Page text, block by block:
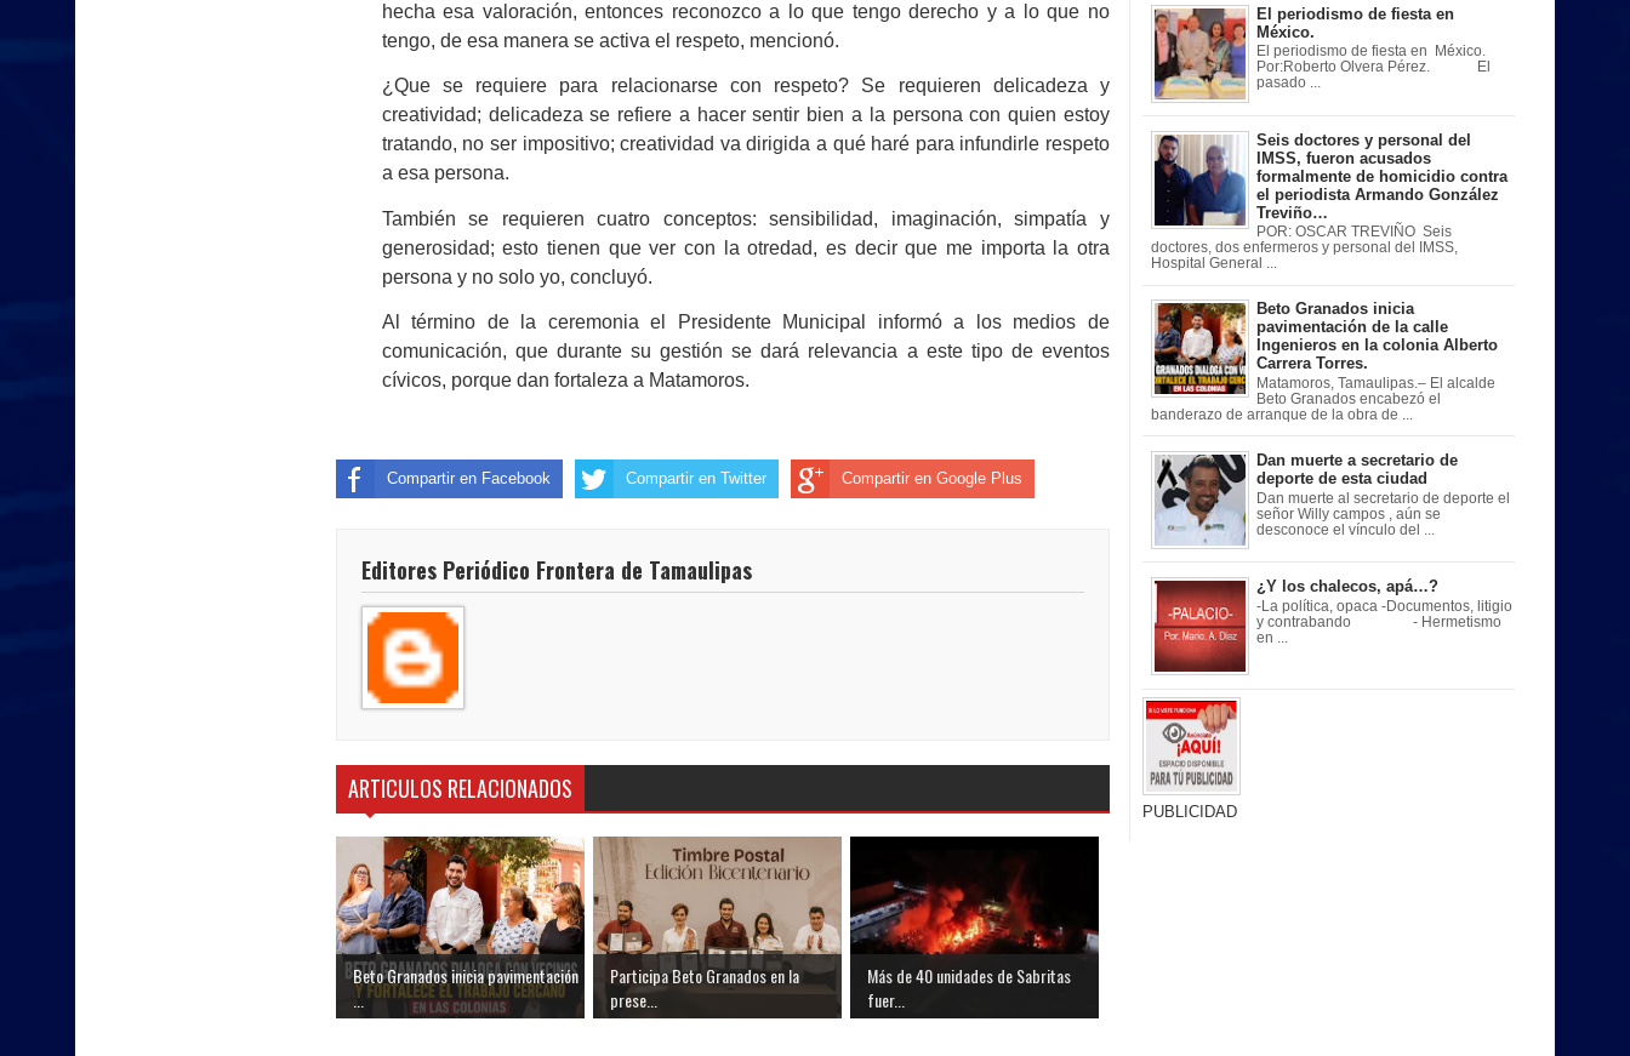
hecha esa valoración, entonces reconozco a lo que tengo derecho y a lo que no
tengo, de esa manera se activa el respeto, mencionó.
¿Que se requiere para relacionarse con respeto? Se requieren delicadeza y
creatividad; delicadeza se refiere a hacer sentir bien a la persona con quien estoy
tratando, no ser impositivo; creatividad va dirigida a qué haré para infundirle respeto
a esa persona.
También se requieren cuatro conceptos: sensibilidad, imaginación, simpatía y
generosidad; esto tienen que ver con la otredad, es decir que me importa la otra
persona y no solo yo, concluyó.
Al término de la ceremonia el Presidente Municipal informó a los medios de
comunicación, que durante su gestión se dará relevancia a este tipo de eventos
cívicos, porque dan fortaleza a Matamoros.
Compartir en Facebook Compartir en Twitter Compartir en Google Plus
Editores Periódico Frontera de Tamaulipas
ARTICULOS RELACIONADOS
Beto Granados inicia pavimentación
...
Participa Beto Granados en la
prese...
Más de 40 unidades de Sabritas
fuer...
El periodismo de fiesta en
México.
El periodismo de fiesta en México.
Por:Roberto Olvera Pérez. El
pasado ...
Seis doctores y personal del
IMSS, fueron acusados
formalmente de homicidio contra
el periodista Armando González
Treviño…
POR: OSCAR TREVIÑO Seis
doctores, dos enfermeros y personal del IMSS,
Hospital General ...
Beto Granados inicia
pavimentación de la calle
Ingenieros en la colonia Alberto
Carrera Torres.
Matamoros, Tamaulipas.– El alcalde
Beto Granados encabezó el
banderazo de arranque de la obra de ...
Dan muerte a secretario de
deporte de esta ciudad
Dan muerte al secretario de deporte el
señor Willy campos , aún se
desconoce el vínculo del ...
¿Y los chalecos, apá…?
-La política, opaca -Documentos, litigio
y contrabando - Hermetismo
en ...
PUBLICIDAD